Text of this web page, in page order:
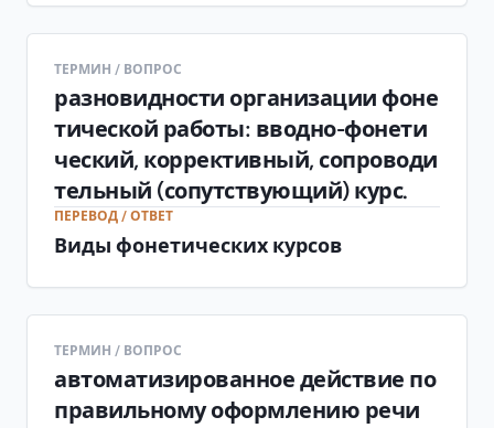
ТЕРМИН / ВОПРОС
разновидности организации фоне
тической работы: вводно-фонети
ческий, коррективный, сопроводи
тельный (сопутствующий) курс.
ПЕРЕВОД / ОТВЕТ
Виды фонетических курсов
ТЕРМИН / ВОПРОС
автоматизированное действие по
правильному оформлению речи